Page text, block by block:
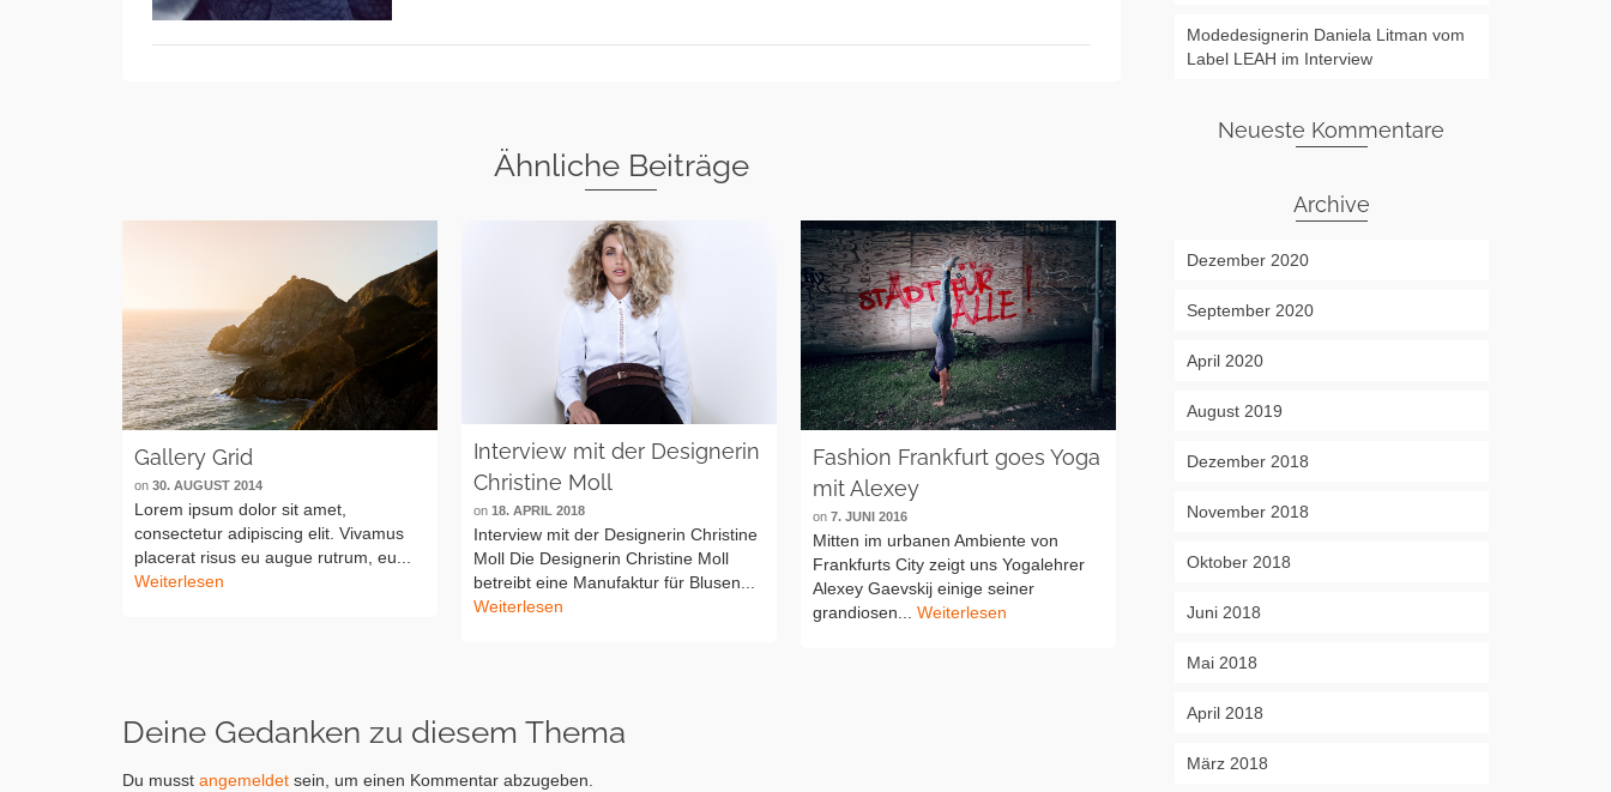
Ähnliche Beiträge
Gallery Grid
on 30. AUGUST 2014
Lorem ipsum dolor sit amet,
consectetur adipiscing elit. Vivamus
placerat risus eu augue rutrum, eu...
Weiterlesen
Interview mit der Designerin
Christine Moll
on18. APRIL 2018
Interview mit der Designerin Christine
Moll Die Designerin Christine Moll
betreibt eine Manufaktur für Blusen...
Weiterlesen
Fashion Frankfurt goes Yoga
mit Alexey
on7. JUNI 2016
Mitten im urbanen Ambiente von
Frankfurts City zeigt uns Yogalehrer
Alexey Gaevskij einige seiner
grandiosen...Weiterlesen
Lucie in Frankfurt
Die Frankfurter Fotografin Josie
Businesspunk. Die Outfits der
Weiterlesen
Deine Gedanken zu diesem Thema
Du musst angemeldet sein, um einen Kommentar abzugeben.
Modedesignerin Daniela Litman vom
Label LEAH im Interview
Neueste Kommentare
Archive
Dezember 2020
September 2020
April 2020
August 2019
Dezember 2018
November 2018
Oktober 2018
Juni 2018
Mai 2018
April 2018
März 2018